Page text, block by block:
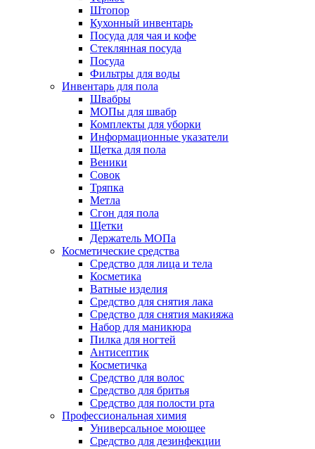
Штопор
Кухонный инвентарь
Посуда для чая и кофе
Стеклянная посуда
Посуда
Фильтры для воды
Инвентарь для пола
Швабры
МОПы для швабр
Комплекты для уборки
Информационные указатели
Щетка для пола
Веники
Совок
Тряпка
Метла
Сгон для пола
Щетки
Держатель МОПа
Косметические средства
Средство для лица и тела
Косметика
Ватные изделия
Средство для снятия лака
Средство для снятия макияжа
Набор для маникюра
Пилка для ногтей
Антисептик
Косметичка
Средство для волос
Средство для бритья
Средство для полости рта
Профессиональная химия
Универсальное моющее
Средство для дезинфекции